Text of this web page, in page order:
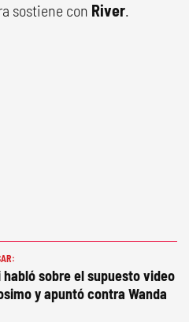
sostiene con River.
habló sobre el supuesto video
y apuntó contra Wanda